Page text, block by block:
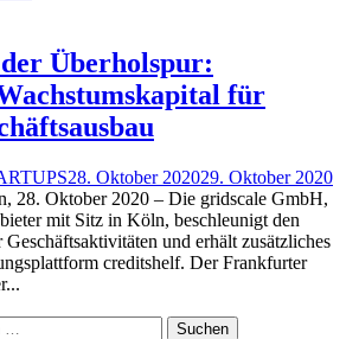
Überholspur:
für
28. Oktober 202029. Oktober 2020
28. Oktober 2020 – Die gridscale GmbH,
mit Sitz in Köln, beschleunigt den
und erhält zusätzliches
creditshelf. Der Frankfurter